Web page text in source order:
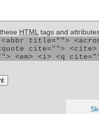
HTML tags and
title="">
cite=""> <cite>
<em> <i> <q